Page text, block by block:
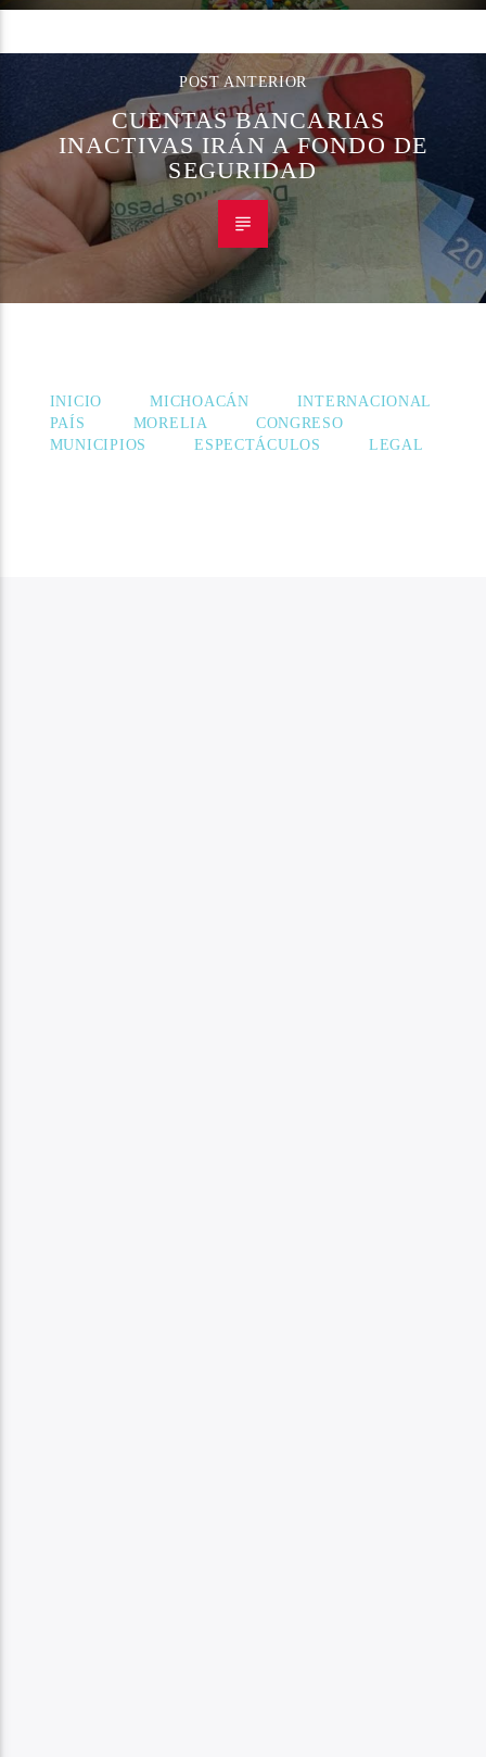
POST ANTERIOR
CUENTAS BANCARIAS
INACTIVAS IRÁN A FONDO DE
SEGURIDAD
INICIO MICHOACÁN
INTERNACIONAL
PAÍS
MORELIA
CONGRESO
MUNICIPIOS
ESPECTÁCULOS LEGAL